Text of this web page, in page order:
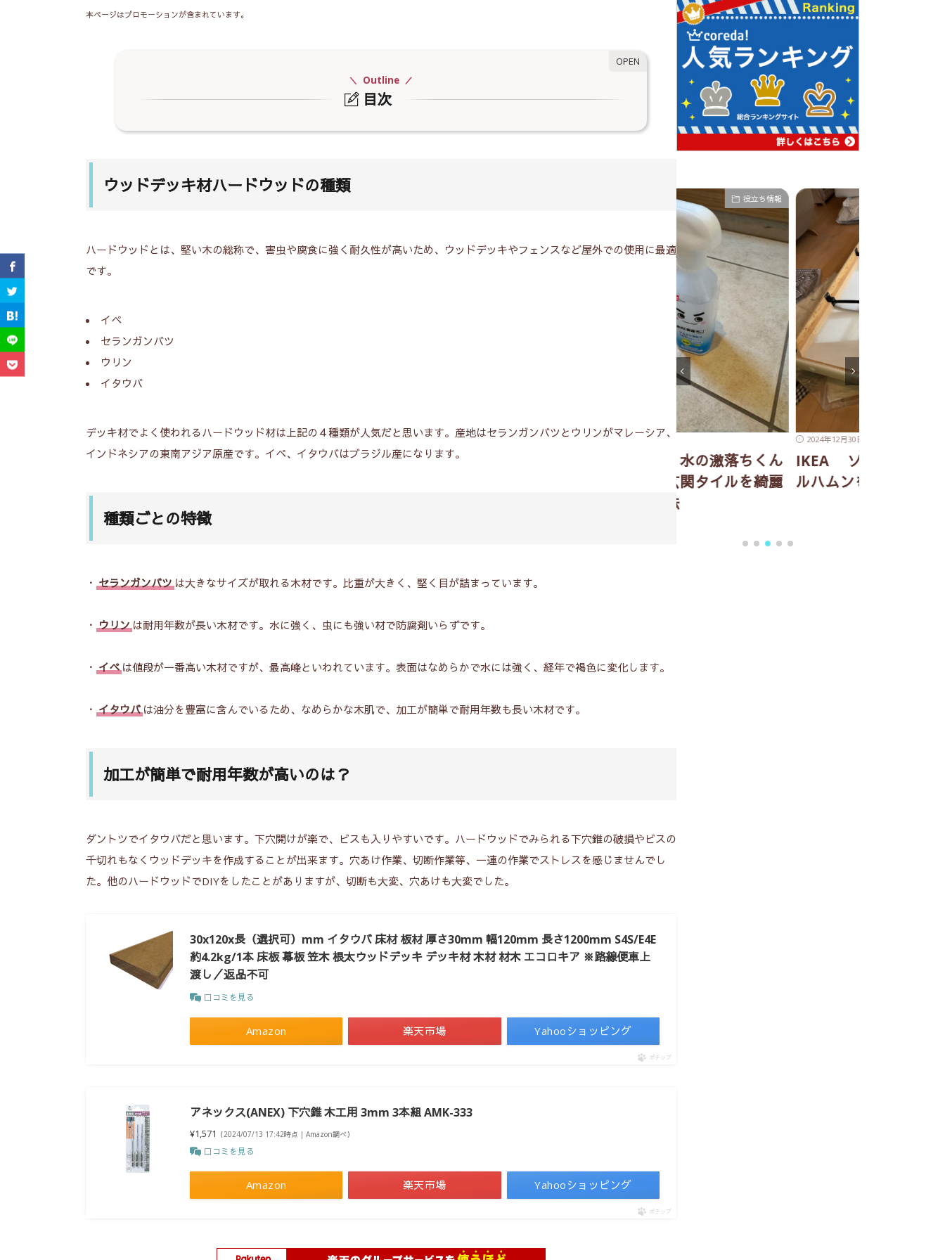
本ページはプロモーションが含まれています。
目次
Outline
3. 加工が簡単で耐用年数が高いのは？
ウッドデッキ材ハードウッドの種類
ハードウッドとは、堅い木の総称で、害虫や腐食に強く耐久性が高いため、ウッドデッキやフェンスなど屋外での使用に最適
です。
イペ
セランガンバツ
ウリン
イタウバ
デッキ材でよく使われるハードウッド材は上記の４種類が人気だと思います。産地はセランガンバツとウリンがマレーシア、
インドネシアの東南アジア原産です。イペ、イタウバはブラジル産になります。
種類ごとの特徴
・ セランガンバツ は大きなサイズが取れる木材です。比重が大きく、堅く目が詰まっています。
・ ウリン は耐用年数が長い木材です。水に強く、虫にも強い材で防腐剤いらずです。
・ イペ は値段が一番高い木材ですが、最高峰といわれています。表面はなめらかで水には強く、経年で褐色に変化します。
・ イタウバ は油分を豊富に含んでいるため、なめらかな木肌で、加工が簡単で耐用年数も長い木材です。
加工が簡単で耐用年数が高いのは？
ダントツでイタウバだと思います。下穴開けが楽で、ビスも入りやすいです。ハードウッドでみられる下穴錐の破損やビスの
千切れもなくウッドデッキを作成することが出来ます。穴あけ作業、切断作業等、一連の作業でストレスを感じませんでし
た。他のハードウッドでDIYをしたことがありますが、切断も大変、穴あけも大変でした。
30x120x長（選択可）mm イタウバ 床材 板材 厚さ30mm 幅120mm 長さ1200mm S4S/E4E
約4.2kg/1本 床板 幕板 笠木 根太ウッドデッキ デッキ材 木材 材木 エコロキア ※路線便車上
渡し／返品不可
口コミを見る
Amazon 楽天市場 Yahooショッピング
ポチップ
アネックス(ANEX) 下穴錐 木工用 3mm 3本組 AMK-333
¥1,571 （2024/07/13 17:42時点 | Amazon調べ）
口コミを見る
Amazon 楽天市場 Yahooショッピング
ポチップ
レザークラフトでラウンド
ファスナー財布を作ってみ
2025年1月18日
役立ち情報
IKEA ソファー ソーデ
ルハムンを組み立てる